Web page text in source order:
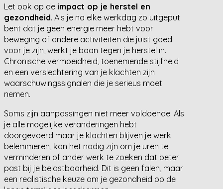
Let ook op de impact op je herstel en
gezondheid. Als je na elke werkdag zo uitgeput
bent dat je geen energie meer hebt voor
beweging of andere activiteiten die juist goed
voor je zijn, werkt je baan tegen je herstel in.
Chronische vermoeidheid, toenemende stijfheid
en een verslechtering van je klachten zijn
waarschuwingssignalen die je serieus moet
nemen.
Soms zijn aanpassingen niet meer voldoende. Als
je alle mogelijke veranderingen hebt
doorgevoerd maar je klachten blijven je werk
belemmeren, kan het nodig zijn om je uren te
verminderen of ander werk te zoeken dat beter
past bij je belastbaarheid. Dit is geen falen, maar
een realistische keuze om je gezondheid op de